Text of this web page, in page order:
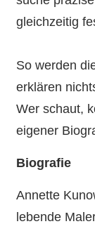
gleichzeitig
So werden
erklären
Wer schaut,
eigener
Biografie
Annette
lebende